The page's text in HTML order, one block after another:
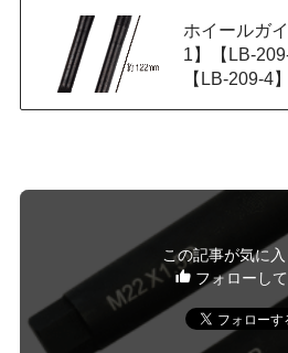
ホイールガ
1】【LB-
【LB-209-4】
この記事が気に
フォローし